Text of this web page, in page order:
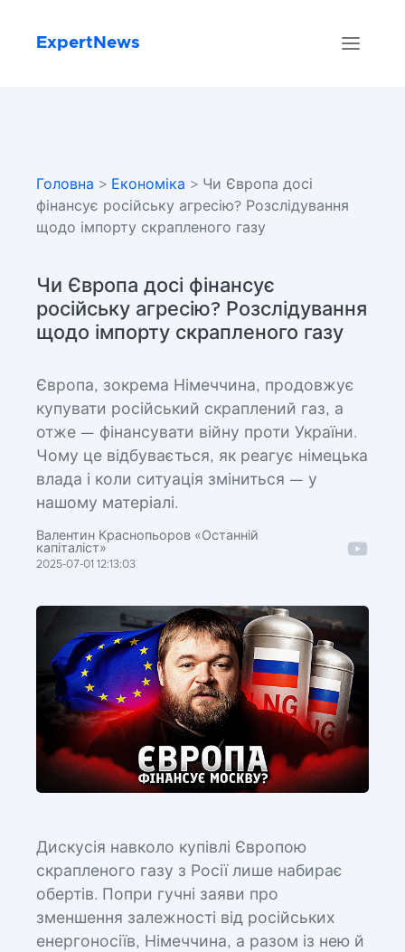
ExpertNews
Головна > Економіка > Чи Європа досі
фінансує російську агресію? Розслідування
щодо імпорту скрапленого газу
Чи Європа досі фінансує
російську агресію? Розслідування
щодо імпорту скрапленого газу
Європа, зокрема Німеччина, продовжує
купувати російський скраплений газ, а
отже — фінансувати війну проти України.
Чому це відбувається, як реагує німецька
влада і коли ситуація зміниться — у
нашому матеріалі.
Валентин Краснопьоров «Останній
капіталіст»
2025-07-01 12:13:03
Дискусія навколо купівлі Європою
скрапленого газу з Росії лише набирає
обертів. Попри гучні заяви про
зменшення залежності від російських
енергоносіїв, Німеччина, а разом із нею й